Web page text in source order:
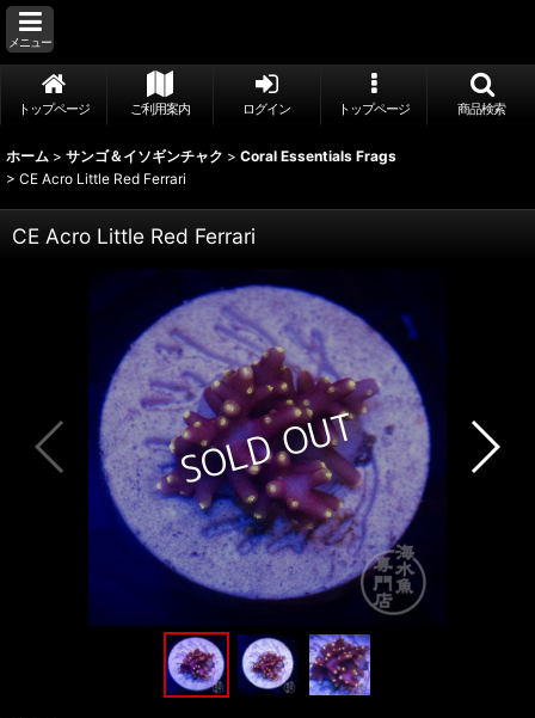
メニュー
トップページ ご利用案内 ログイン トップページ 商品検索
ホーム > サンゴ＆イソギンチャク > Coral Essentials Frags
> CE Acro Little Red Ferrari
CE Acro Little Red Ferrari